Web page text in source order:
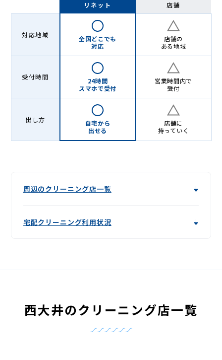
リネット 店舗
対応地域
全国どこでも
対応
店舗の
ある地域
受付時間
24時間
スマホで受付
営業時間内で
受付
出し方
自宅から
出せる
店舗に
持っていく
周辺のクリーニング店一覧
宅配クリーニング利用状況
西大井のクリーニング店一覧